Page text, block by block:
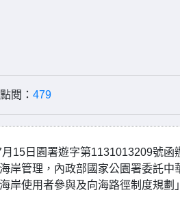
閱： 479
15日園署遊字第1131013209號函
岸管理，內政部國家公園署委託
岸使用者參與及向海路徑制度規